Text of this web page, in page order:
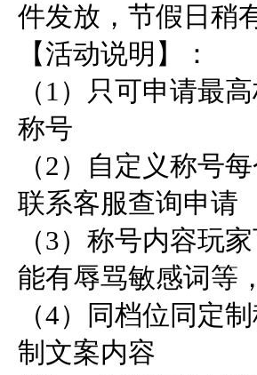
件发放，节假日稍
【活动说明】：
（1）只可申请最
称号
（2）自定义称号
联系客服查询申请
（3）称号内容玩
能有辱骂敏感词等
（4）同档位同定
制文案内容